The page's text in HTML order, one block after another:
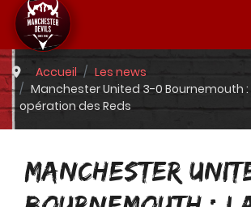
Accueil
Les news
Manchester United 3-0 Bournemouth
opération des Reds
MANCHESTER